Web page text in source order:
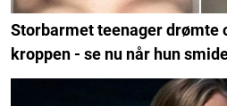
Storbarmet teenager drømte
kroppen - se nu når hun